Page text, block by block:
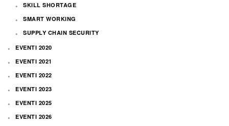
SKILL SHORTAGE
SMART WORKING
SUPPLY CHAIN SECURITY
EVENTI 2020
EVENTI 2021
EVENTI 2022
EVENTI 2023
EVENTI 2025
EVENTI 2026